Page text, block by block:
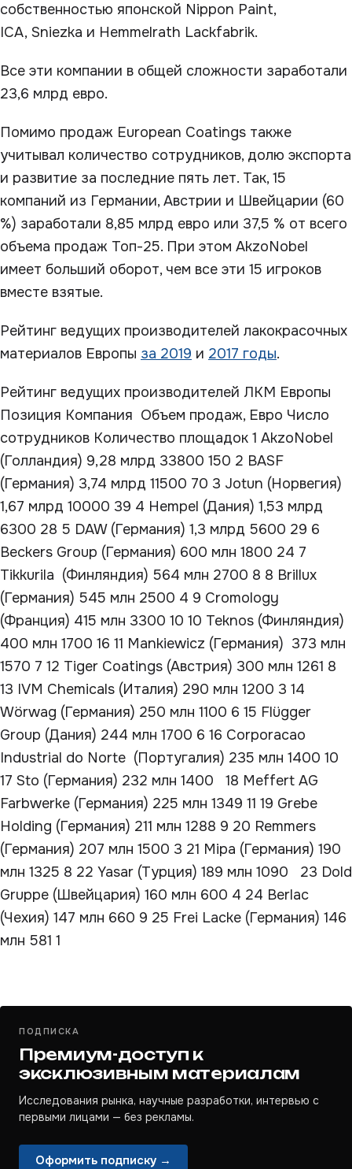
собственностью японской Nippon Paint,
ICA, Sniezka и Hemmelrath Lackfabrik.
Все эти компании в общей сложности заработали
23,6 млрд евро.
Помимо продаж European Coatings также
учитывал количество сотрудников, долю экспорта
и развитие за последние пять лет. Так, 15
компаний из Германии, Австрии и Швейцарии (60
%) заработали 8,85 млрд евро или 37,5 % от всего
объема продаж Топ-25. При этом AkzoNobel
имеет больший оборот, чем все эти 15 игроков
вместе взятые.
Рейтинг ведущих производителей лакокрасочных
материалов Европы за 2019 и 2017 годы.
Рейтинг ведущих производителей ЛКМ Европы
Позиция Компания Объем продаж, Евро Число
сотрудников Количество площадок 1 AkzoNobel
(Голландия) 9,28 млрд 33800 150 2 BASF
(Германия) 3,74 млрд 11500 70 3 Jotun (Норвегия)
1,67 млрд 10000 39 4 Hempel (Дания) 1,53 млрд
6300 28 5 DAW (Германия) 1,3 млрд 5600 29 6
Beckers Group (Германия) 600 млн 1800 24 7
Tikkurila (Финляндия) 564 млн 2700 8 8 Brillux
(Германия) 545 млн 2500 4 9 Cromology
(Франция) 415 млн 3300 10 10 Teknos (Финляндия)
400 млн 1700 16 11 Mankiewicz (Германия) 373 млн
1570 7 12 Tiger Coatings (Австрия) 300 млн 1261 8
13 IVM Chemicals (Италия) 290 млн 1200 3 14
Wörwag (Германия) 250 млн 1100 6 15 Flügger
Group (Дания) 244 млн 1700 6 16 Corporacao
Industrial do Norte (Португалия) 235 млн 1400 10
17 Sto (Германия) 232 млн 1400 18 Meffert AG
Farbwerke (Германия) 225 млн 1349 11 19 Grebe
Holding (Германия) 211 млн 1288 9 20 Remmers
(Германия) 207 млн 1500 3 21 Mipa (Германия) 190
млн 1325 8 22 Yasar (Турция) 189 млн 1090 23 Dold
Gruppe (Швейцария) 160 млн 600 4 24 Berlac
(Чехия) 147 млн 660 9 25 Frei Lacke (Германия) 146
млн 581 1
ПОДПИСКА
Премиум-доступ к
эксклюзивным материалам
Исследования рынка, научные разработки, интервью с
первыми лицами — без рекламы.
Оформить подписку →